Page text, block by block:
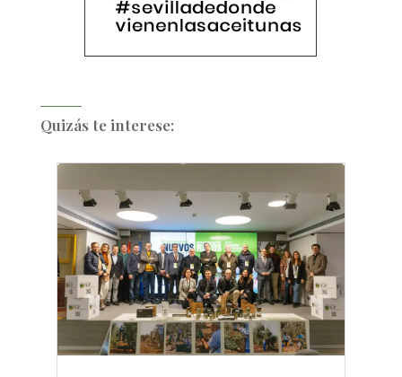
Quizás te interese: